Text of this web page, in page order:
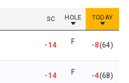
SC HOLE TODAY
-14 F -8(64)
-14 F -4(68)